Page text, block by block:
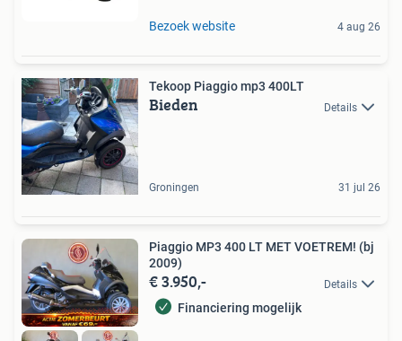
Bezoek website 4 aug 26
Tekoop Piaggio mp3 400LT
Bieden Details
Groningen 31 jul 26
Piaggio MP3 400 LT MET VOETREM! (bj
2009)
€ 3.950,- Details
Financiering mogelijk